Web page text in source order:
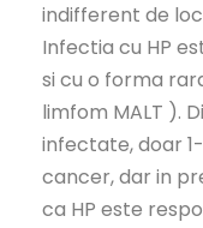
indifferent de
Infectia cu HP
si cu o forma
limfom MALT ).
infectate, doar
cancer, dar in
ca HP este